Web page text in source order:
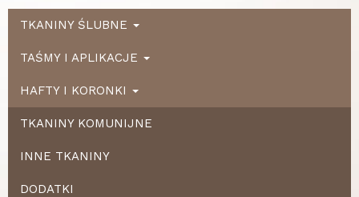
TKANINY ŚLUBNE
TAŚMY I APLIKACJE
HAFTY I KORONKI
TKANINY KOMUNIJNE
INNE TKANINY
DODATKI